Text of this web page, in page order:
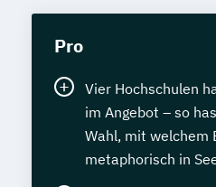
Pro
Vier Hochschulen
im Angebot – so
Wahl, mit welchem
metaphorisch in